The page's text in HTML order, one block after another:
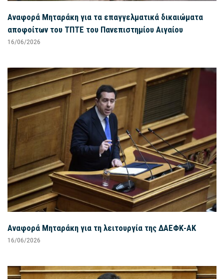
Αναφορά Μηταράκη για τα επαγγελματικά δικαιώματα
αποφοίτων του ΤΠΤΕ του Πανεπιστημίου Αιγαίου
16/06/2026
Αναφορά Μηταράκη για τη λειτουργία της ΔΑΕΦΚ-ΑΚ
16/06/2026